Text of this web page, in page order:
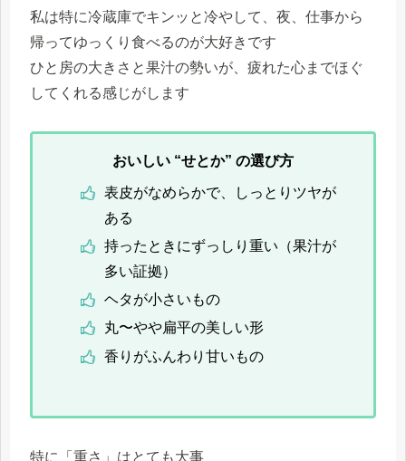
私は特に冷蔵庫でキンッと冷やして、夜、仕事から
帰ってゆっくり食べるのが大好きです
ひと房の大きさと果汁の勢いが、疲れた心までほぐ
してくれる感じがします
おいしい “せとか” の選び方
表皮がなめらかで、しっとりツヤが
ある
持ったときにずっしり重い（果汁が
多い証拠）
ヘタが小さいもの
丸〜やや扁平の美しい形
香りがふんわり甘いもの
特に「重さ」はとても大事